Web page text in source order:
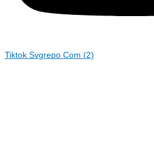
Tiktok Svgrepo Com (2)